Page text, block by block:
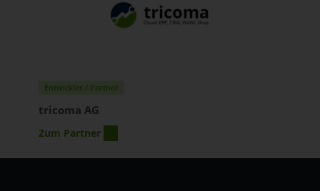
Entwickler / Partner
tricoma AG
Zum Partner